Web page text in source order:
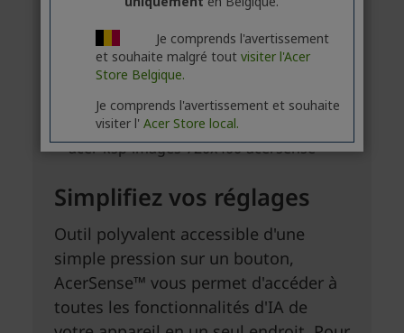
Je comprends l'avertissement
et souhaite malgré tout visiter l'Acer
Store Belgique.
Je comprends l'avertissement et souhaite
visiter l' Acer Store local.